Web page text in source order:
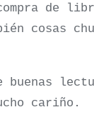
de
cosas
buenas
cariño.